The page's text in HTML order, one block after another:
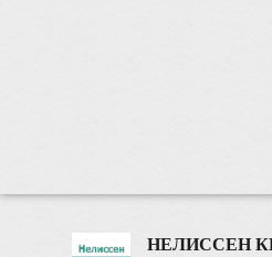
НЕЛИССЕН